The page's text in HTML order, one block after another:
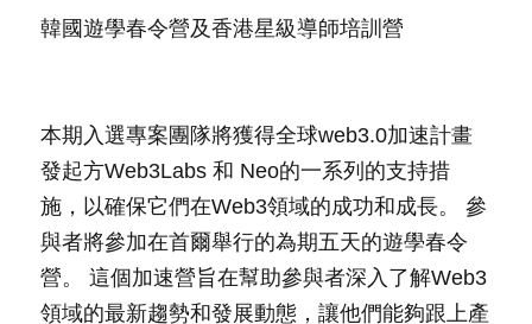
韓國遊學春令營及香港星級導師培訓營
本期入選專案團隊將獲得全球web3.0加速計畫
發起方Web3Labs 和 Neo的一系列的支持措
施，以確保它們在Web3領域的成功和成長。 參
與者將參加在首爾舉行的為期五天的遊學春令
營。 這個加速營旨在幫助參與者深入了解Web3
領域的最新趨勢和發展動態，讓他們能夠跟上產